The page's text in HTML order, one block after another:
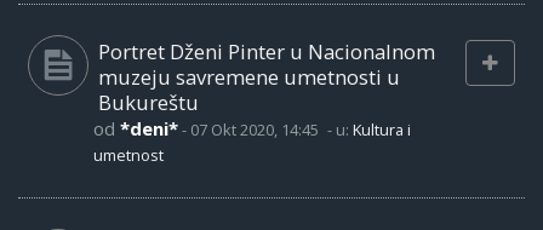
Portret Dženi Pinter u Nacionalnom
muzeju savremene umetnosti u
Bukureštu
od *deni*- 07 Okt 2020, 14:45 - u: Kultura i
umetnost